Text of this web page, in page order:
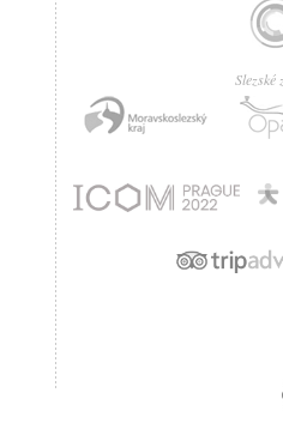
Slezské